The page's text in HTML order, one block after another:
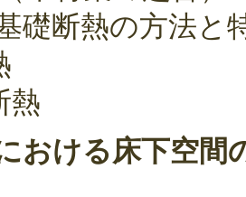
礎断熱の方法と
熱
おける床下空間